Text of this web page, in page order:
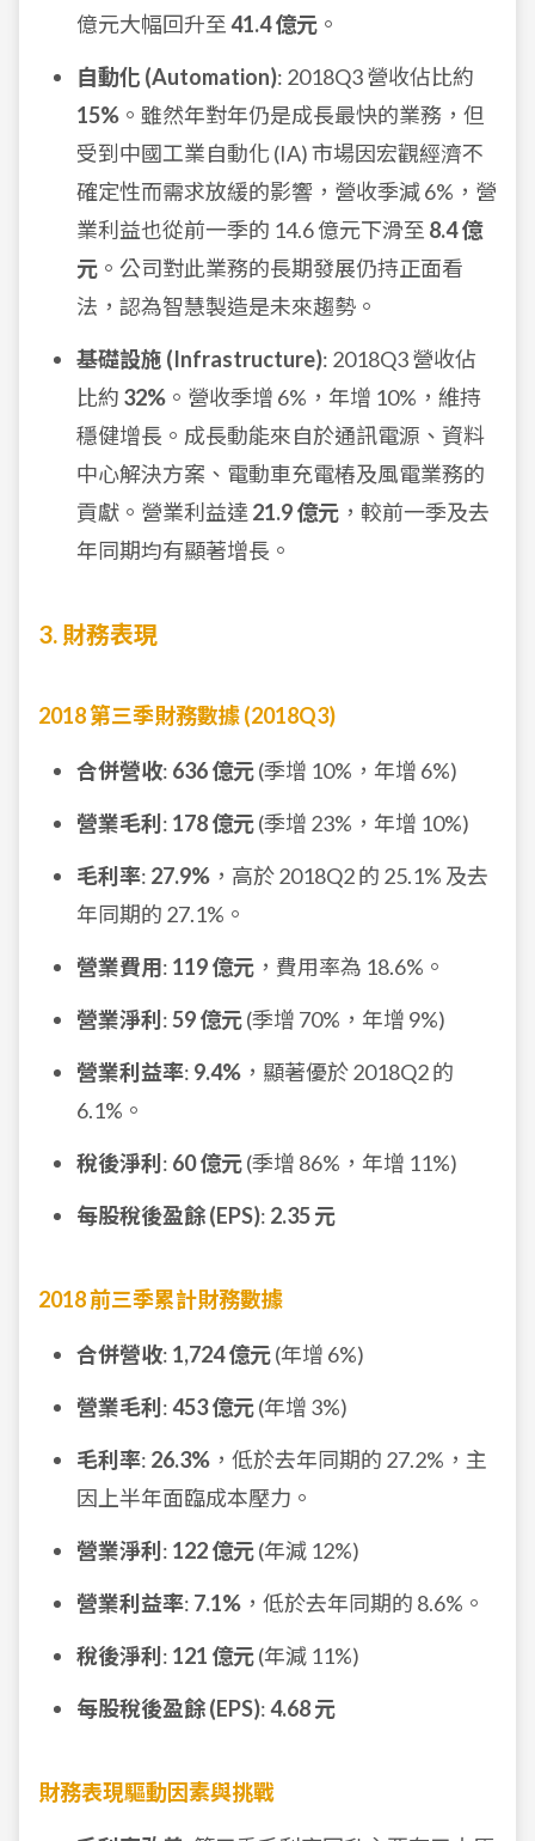
億元大幅回升至 41.4 億元 。
自動化 (Automation): 2018Q3 營收佔比約
15% 。雖然年對年仍是成長最快的業務，但
受到中國工業自動化 (IA) 市場因宏觀經濟不
確定性而需求放緩的影響，營收季減 6%，營
業利益也從前一季的 14.6 億元下滑至 8.4 億
元 。公司對此業務的長期發展仍持正面看
法，認為智慧製造是未來趨勢。
基礎設施 (Infrastructure): 2018Q3 營收佔
比約 32% 。營收季增 6%，年增 10%，維持
穩健增長。成長動能來自於通訊電源、資料
中心解決方案、電動車充電樁及風電業務的
貢獻。營業利益達 21.9 億元 ，較前一季及去
年同期均有顯著增長。
3. 財務表現
2018 第三季財務數據 (2018Q3)
合併營收: 636 億元(季增 10%，年增 6%)
營業毛利 : 178 億元(季增 23%，年增 10%)
毛利率: 27.9% ，高於 2018Q2 的 25.1% 及去
年同期的 27.1%。
營業費用: 119 億元 ，費用率為 18.6%。
營業淨利 :59 億元(季增 70%，年增 9%)
營業利益率: 9.4% ，顯著優於 2018Q2 的
6.1%。
稅後淨利 : 60 億元(季增 86%，年增 11%)
每股稅後盈餘 (EPS): 2.35 元
2018 前三季累計財務數據
合併營收: 1,724 億元(年增 6%)
營業毛利 :453 億元(年增 3%)
毛利率: 26.3% ，低於去年同期的 27.2%，主
因上半年面臨成本壓力。
營業淨利 : 122 億元(年減 12%)
營業利益率: 7.1% ，低於去年同期的 8.6%。
稅後淨利 : 121 億元(年減 11%)
每股稅後盈餘 (EPS):4.68 元
財務表現驅動因素與挑戰